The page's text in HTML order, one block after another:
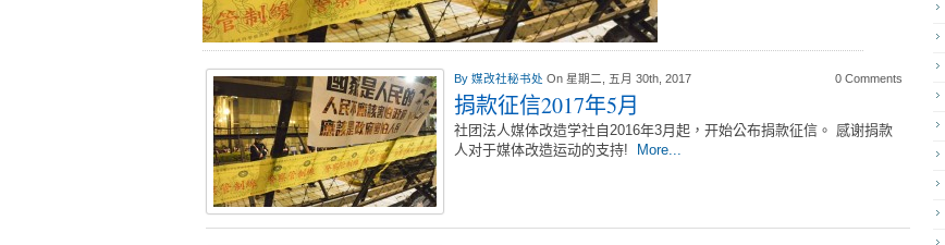
By 媒改社秘书处 On 星期二, 五月 30th, 2017 0 Comments
捐款征信2017年5月
社团法人媒体改造学社自2016年3月起，开始公布捐款征信。 感谢捐款
人对于媒体改造运动的支持!
More...